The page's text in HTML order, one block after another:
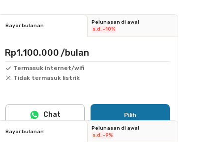
Bayar bulanan
Pelunasan di awal
s.d. -10%
Rp1.100.000 /bulan
Termasuk internet/wifi
Tidak termasuk listrik
Pilih
Chat
Bayar bulanan
Pelunasan di awal
s.d. -9%